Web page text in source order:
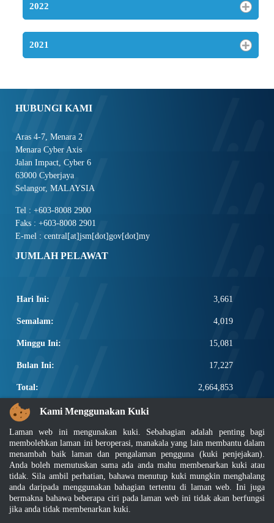
2022
2021
HUBUNGI KAMI
Aras 4-7, Menara 2
Menara Cyber Axis
Jalan Impact, Cyber 6
63000 Cyberjaya
Selangor, MALAYSIA
Tel : +603-8008 2900
Faks : +603-8008 2901
E-mel : central[at]jsm[dot]gov[dot]my
JUMLAH PELAWAT
Hari Ini: 3,661
Semalam: 4,019
Minggu Ini: 15,081
Bulan Ini: 17,227
Total: 2,664,853
PAUTAN POPULAR
Elektroteknikal, ICT dan Pembinaan
Other Notification Search
Regular Notification Search
Notification Subscription
Pengurusan Perniagaan dan Keselamatan Pekerjaan
Kami Menggunakan Kuki
Laman web ini mengunakan kuki. Sebahagian adalah penting bagi
membolehkan laman ini beroperasi, manakala yang lain membantu dalam
menambah baik laman dan pengalaman pengguna (kuki penjejakan).
Anda boleh memutuskan sama ada anda mahu membenarkan kuki atau
tidak. Sila ambil perhatian, bahawa menutup kuki mungkin menghalang
anda daripada menggunakan bahagian tertentu di laman web. Ini juga
bermakna bahawa beberapa ciri pada laman web ini tidak akan berfungsi
jika anda tidak membenarkan kuki.